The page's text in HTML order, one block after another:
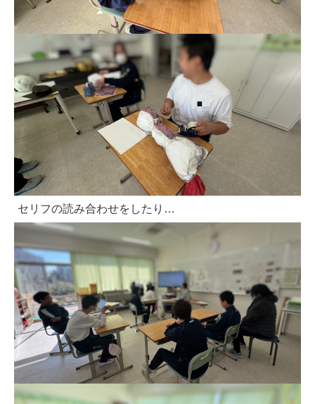
セリフの読み合わせをしたり…